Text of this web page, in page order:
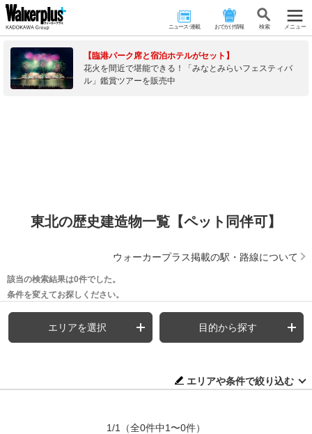
ニュース･連載 おでかけ情報 検 索 メニュー
【臨港パーク席と宿泊ホテルがセット】
花火を間近で堪能できる！「みなとみらいフェスティバ
ル」鑑賞ツアーを販売中
東北の歴史建造物一覧【ペット同伴可】
ウォーカープラス掲載の駅・路線について
該当の検索結果は0件でした。
条件を変えてお探しください。
エリアを選択 目的から探す
エリアや条件で絞り込む
1/1 （全0件中1〜0件）